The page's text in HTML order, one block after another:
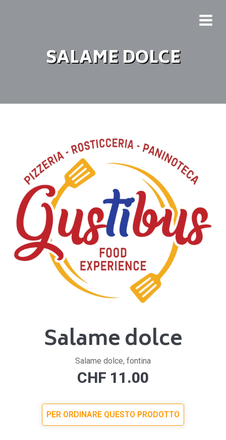
SALAME DOLCE
Salame dolce
Salame dolce, fontina
CHF 11.00
PER ORDINARE QUESTO PRODOTTO